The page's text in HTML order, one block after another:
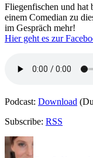
Fliegenfischen und hat
einem Comedian zu
im Gespräch mehr!
Hier geht es zur
Podcast: Download
Subscribe: RSS
Autor